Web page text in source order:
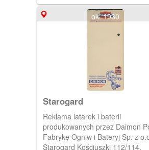
ok. 1930
Starogard
Reklama latarek i baterii
produkowanych przez Daimon
Fabrykę Ogniw i Bateryj Sp. z
Starogard Kościuszki 112/114.